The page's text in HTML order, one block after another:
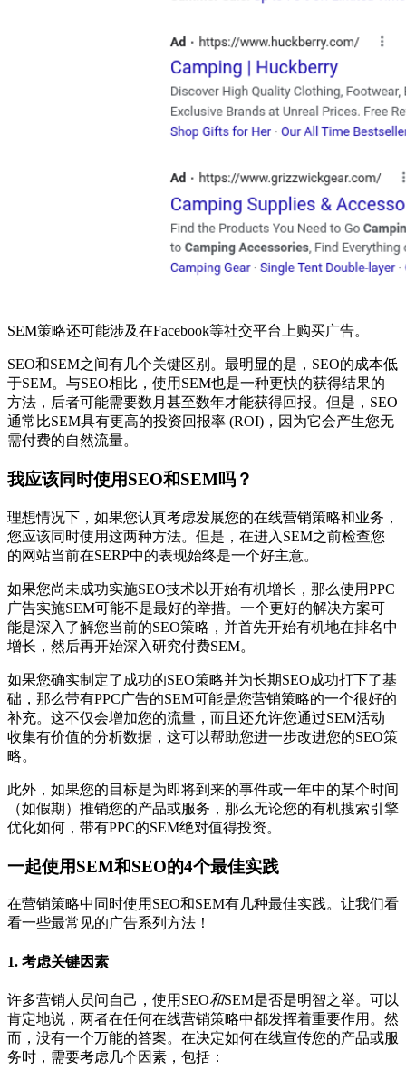
SEM策略还可能涉及在Facebook等社交平台上购买广告。
SEO和SEM之间有几个关键区别。最明显的是，SEO的成本低
于SEM。与SEO相比，使用SEM也是一种更快的获得结果的
方法，后者可能需要数月甚至数年才能获得回报。但是，SEO
通常比SEM具有更高的投资回报率 (ROI)，因为它会产生您无
需付费的自然流量。
我应该同时使用SEO和SEM吗？
理想情况下，如果您认真考虑发展您的在线营销策略和业务，
您应该同时使用这两种方法。但是，在进入SEM之前检查您
的网站当前在SERP中的表现始终是一个好主意。
如果您尚未成功实施SEO技术以开始有机增长，那么使用PPC
广告实施SEM可能不是最好的举措。一个更好的解决方案可
能是深入了解您当前的SEO策略，并首先开始有机地在排名中
增长，然后再开始深入研究付费SEM。
如果您确实制定了成功的SEO策略并为长期SEO成功打下了基
础，那么带有PPC广告的SEM可能是您营销策略的一个很好的
补充。这不仅会增加您的流量，而且还允许您通过SEM活动
收集有价值的分析数据，这可以帮助您进一步改进您的SEO策
略。
此外，如果您的目标是为即将到来的事件或一年中的某个时间
（如假期）推销您的产品或服务，那么无论您的有机搜索引擎
优化如何，带有PPC的SEM绝对值得投资。
一起使用SEM和SEO的4个最佳实践
在营销策略中同时使用SEO和SEM有几种最佳实践。让我们看
看一些最常见的广告系列方法！
1. 考虑关键因素
许多营销人员问自己，使用SEO和SEM是否是明智之举。可以
肯定地说，两者在任何在线营销策略中都发挥着重要作用。然
而，没有一个万能的答案。在决定如何在线宣传您的产品或服
务时，需要考虑几个因素，包括：